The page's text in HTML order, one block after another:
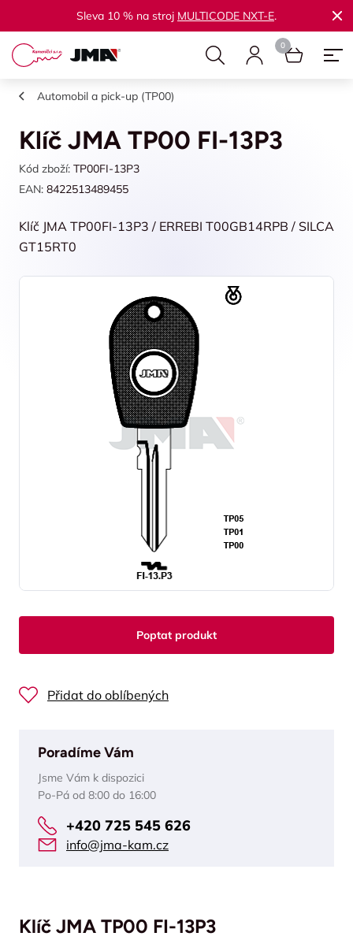
Sleva 10 % na stroj MULTICODE NXT-E.
Automobil a pick-up (TP00)
Klíč JMA TP00 FI-13P3
Kód zboží: TP00FI-13P3
EAN: 8422513489455
Klíč JMA TP00FI-13P3 / ERREBI T00GB14RPB / SILCA
GT15RT0
Poptat produkt
Přidat do oblíbených
Poradíme Vám
Jsme Vám k dispozici
Po-Pá od 8:00 do 16:00
+420 725 545 626
info@jma-kam.cz
Klíč JMA TP00 FI-13P3